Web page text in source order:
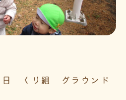
くり組 グラウンド